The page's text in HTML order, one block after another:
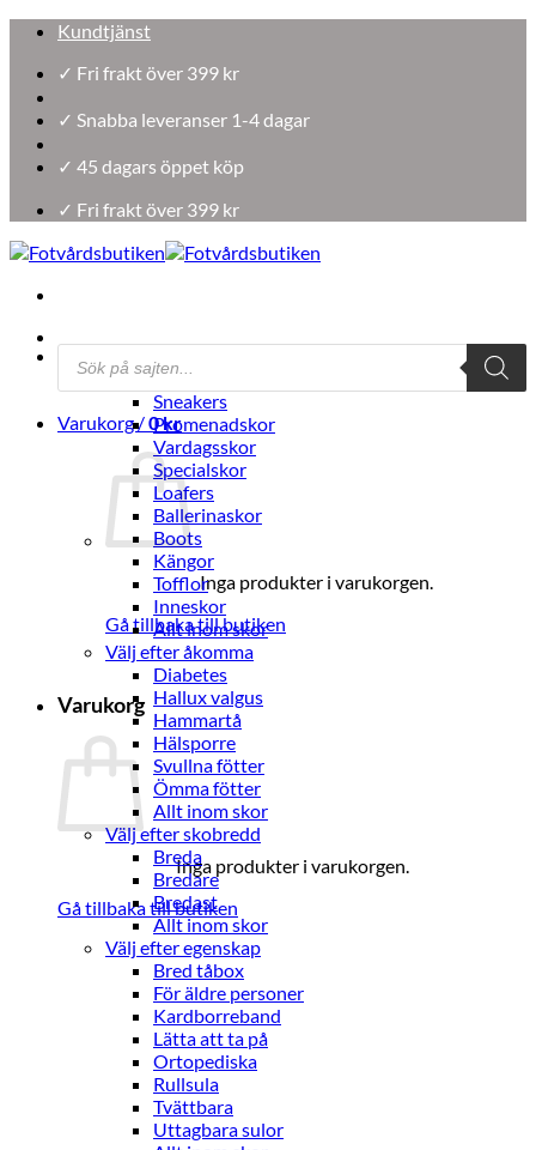
Skip
content
Kundtjänst
✓ Fri frakt över 399 kr
✓ Snabba leveranser 1-4 dagar
✓ 45 dagars öppet köp
✓ Fri frakt över 399 kr
Products
search
Varukorg /0kr
Inga produkter i varukorgen.
Gå tillbaka till butiken
Varukorg
Inga produkter i varukorgen.
Gå tillbaka till butiken
Damskor
Välj efter skotyp
Sneakers
Promenadskor
Vardagsskor
Specialskor
Loafers
Ballerinaskor
Boots
Kängor
Tofflor
Inneskor
Allt inom skor
Välj efter åkomma
Diabetes
Hallux valgus
Hammartå
Hälsporre
Svullna fötter
Ömma fötter
Allt inom skor
Välj efter skobredd
Breda
Bredare
Bredast
Allt inom skor
Välj efter egenskap
Bred tåbox
För äldre personer
Kardborreband
Lätta att ta på
Ortopediska
Rullsula
Tvättbara
Uttagbara sulor